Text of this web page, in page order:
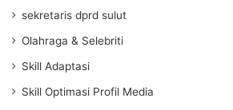
sekretaris dprd sulut
Olahraga & Selebriti
Skill Adaptasi
Skill Optimasi Profil Media